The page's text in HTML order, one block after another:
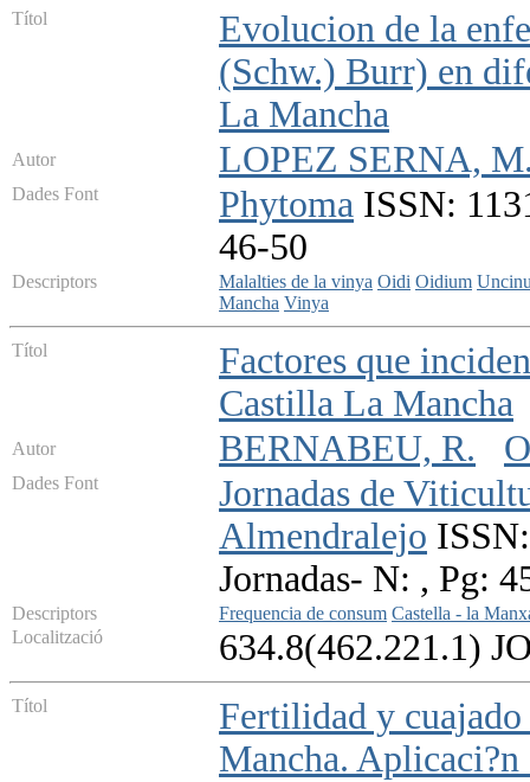
Títol
Evolucion de la
(Schw.) Burr) en
La Mancha
Autor LOPEZ SERNA,
Dades Font Phytoma ISSN:
46-50
Descriptors Malalties de la vinya Oidi Oidium
Mancha Vinya
Títol
Factores que
Castilla La Mancha
Autor BERNABEU, R.
Dades Font
Jornadas de
Almendralejo
Jornadas- N: , Pg:
Descriptors Frequencia de consum Castella - la
Localització
634.8(462.221.1)
Títol
Fertilidad y
Mancha. Aplicaci?n